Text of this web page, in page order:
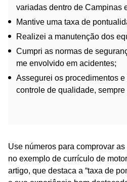
variadas dentro de Campinas
Mantive uma taxa de
Realizei a manutenção dos
Cumpri as normas de
me envolvido em acidentes;
Assegurei os procedimentos
controle de qualidade, sempre
Use números para comprovar
no exemplo de currículo de
artigo, que destaca a “taxa de